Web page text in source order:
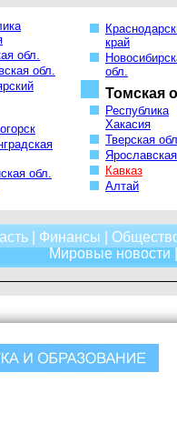
обл.
обл.
обл.
край
обл.
Томская
Республика
Хакасия
Тверская
Кавказ
Алтай
Финансы
Мировые новости